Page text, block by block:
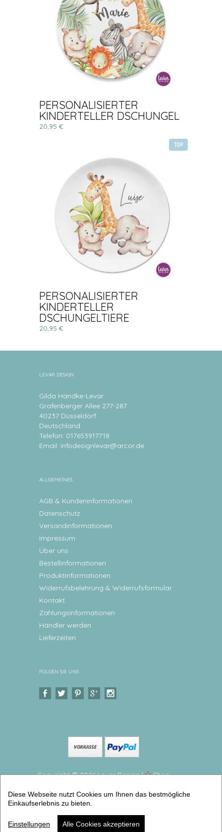
PERSONALISIERTER
KINDERTELLER DSCHUNGEL
20,95 €
TOP
PERSONALISIERTER
KINDERTELLER
DSCHUNGELTIERE
20,95 €
LEVAR DESIGN
Gilda Handke-Levar
Grafenberger Allee 277-287
40237 Düsseldorf
Deutschland
Telefon: 017653917718
Email: infodesignlevar@arcor.de
ALLGEMEINES
AGB & Kundeninformationen
Datenschutz
Versandinformationen
Impressum
Über uns
Bestellinformationen
Produktinformationen
Widerrufsbelehrung & Widerrufsformular
Kontakt
Zahlungsinformationen
Händler werden
Lieferzeiten
FOLGEN SIE UNS
Copyright © 2026 Levar Design |
Shop
Kinderteller Bauernhof Kuh Großer Teller aus
Melamin (teller flach groß) | Artikelnummer:
kitean2018 -4
Diese Webseite nutzt Cookies um Ihnen das bestmögliche
Einkaufserlebnis zu bieten.
Einstellungen Alle Cookies akzeptieren